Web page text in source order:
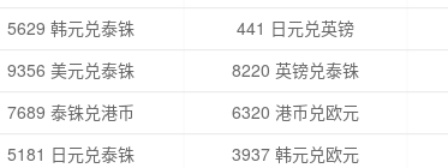
5629 韩元兑泰铢 441 日元兑英镑
9356 美元兑泰铢 8220 英镑兑泰铢
7689 泰铢兑港币 6320 港币兑欧元
5181 日元兑泰铢 3937 韩元兑欧元